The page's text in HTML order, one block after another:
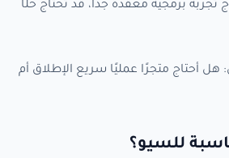
برمجية معقدة جدًا، قد تحتاج حلًا
أحتاج متجرًا عمليًا سريع الإطلاق أم
للسيو؟